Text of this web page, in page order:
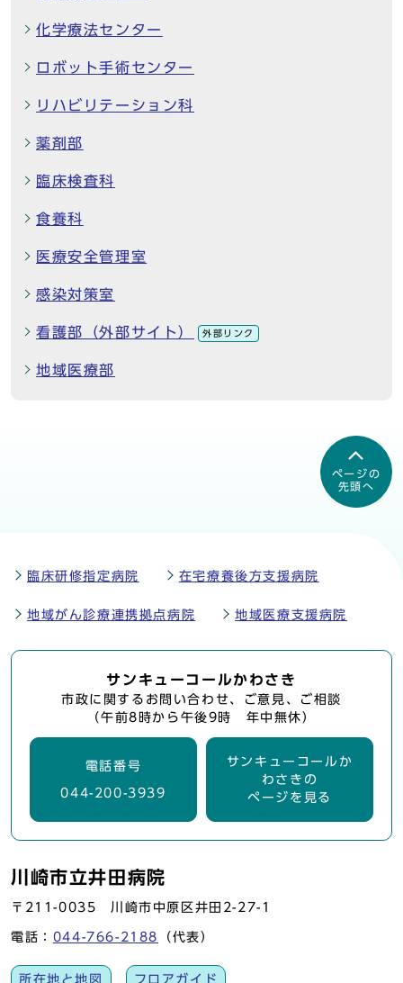
化学療法センター
ロボット手術センター
リハビリテーション科
薬剤部
臨床検査科
食養科
医療安全管理室
感染対策室
看護部（外部サイト） 外部リンク
地域医療部
ページの
先頭へ
臨床研修指定病院 在宅療養後方支援病院
地域がん診療連携拠点病院 地域医療支援病院
サンキューコールかわさき
市政に関するお問い合わせ、ご意見、ご相談
（午前8時から午後9時 年中無休）
電話番号
044-200-3939
サンキューコールか
わさきの
ページを見る
川崎市立井田病院
〒211-0035 川崎市中原区井田2-27-1
電話： 044-766-2188 （代表）
所在地と地図 フロアガイド